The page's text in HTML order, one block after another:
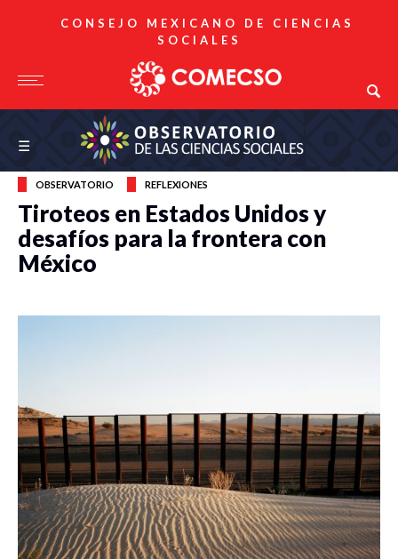
CONSEJO MEXICANO DE CIENCIAS
SOCIALES
Observatorio de las Ciencias Sociales
☰
OBSERVATORIO REFLEXIONES
Tiroteos en Estados Unidos y
desafíos para la frontera con
México